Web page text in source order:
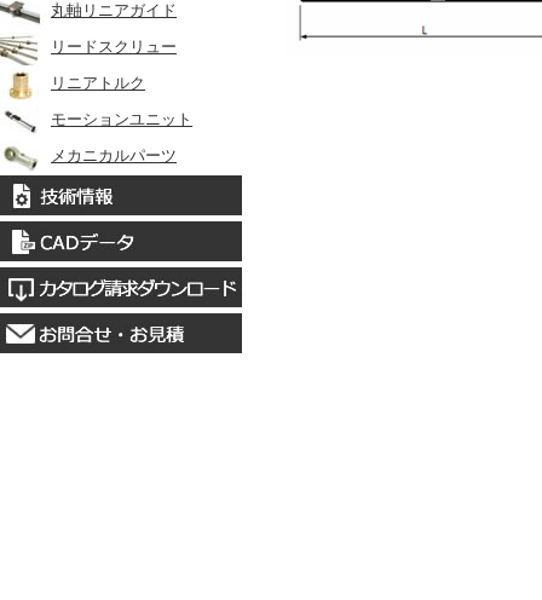
丸軸リニアガイド
リードスクリュー
リニアトルク
モーションユニット
メカニカルパーツ